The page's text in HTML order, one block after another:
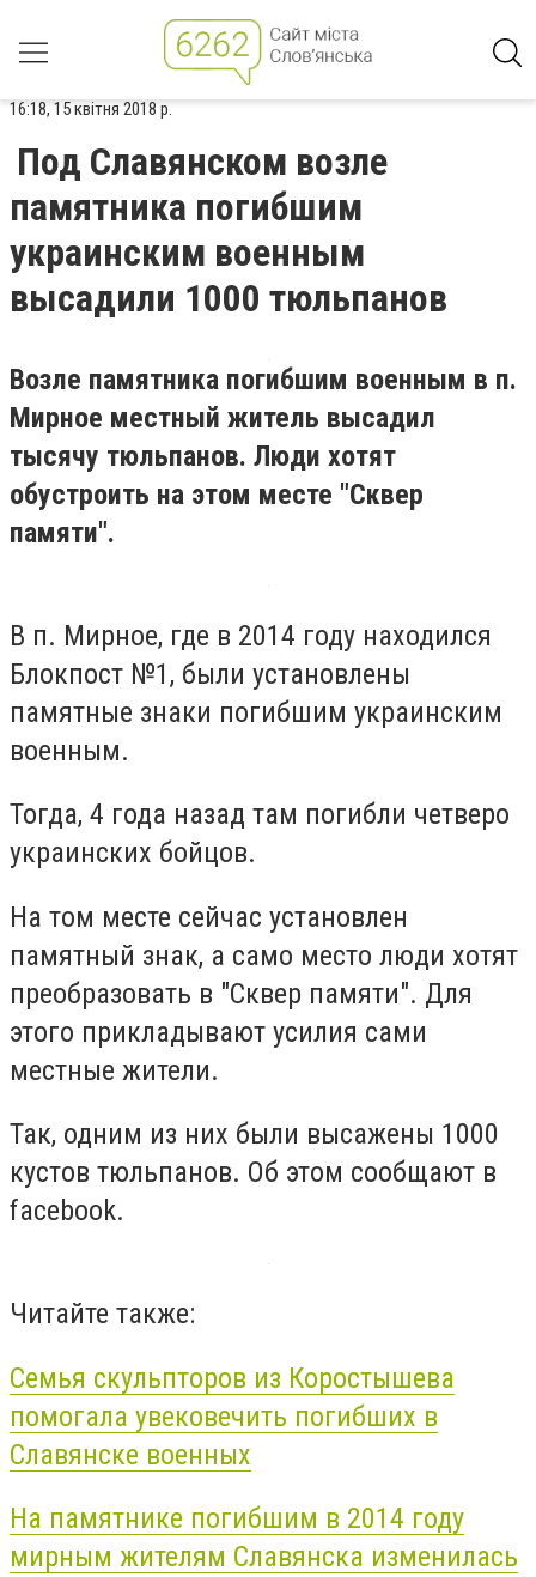
16:18, 15 квітня 2018 р.
Под Славянском возле
памятника погибшим
украинским военным
высадили 1000 тюльпанов
Возле памятника погибшим военным в п.
Мирное местный житель высадил
тысячу тюльпанов. Люди хотят
обустроить на этом месте "Сквер
памяти".
В п. Мирное, где в 2014 году находился
Блокпост №1, были установлены
памятные знаки погибшим украинским
военным.
Тогда, 4 года назад там погибли четверо
украинских бойцов.
На том месте сейчас установлен
памятный знак, а само место люди хотят
преобразовать в "Сквер памяти". Для
этого прикладывают усилия сами
местные жители.
Так, одним из них были высажены 1000
кустов тюльпанов. Об этом сообщают в
facebook.
Читайте также:
Семья скульпторов из Коростышева
помогала увековечить погибших в
Славянске военных
На памятнике погибшим в 2014 году
мирным жителям Славянска изменилась